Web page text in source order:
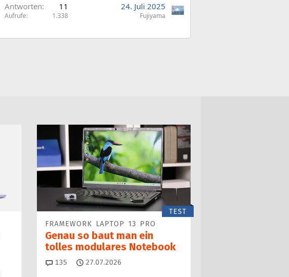
Antworten 11
Aufrufe 1.338
24. Juli 2025
Fujiyama
TEST
FRAMEWORK LAPTOP 13 PRO
Genau so baut man ein
tolles modulares Notebook
135 Kommentare
27.07.2026